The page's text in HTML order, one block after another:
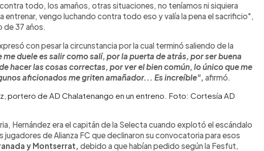
todo, los amaños, otras situaciones, no teníamos ni siquiera
entrenar, vengo luchando contra todo eso y valía la pena el sacrificio",
de 37 años.
con pesar la circunstancia por la cual terminó saliendo de la
me duele es salir como salí, por la puerta de atrás, por ser buena
hacer las cosas correctas, por ver el bien común, lo único que me
aficionados me griten amañador... Es increíble", afirmó.
portero de AD Chalatenango en un entreno. Foto: Cortesía AD
Hernández era el capitán de la Selecta cuando explotó el escándalo
jugadores de Alianza FC que declinaron su convocatoria para esos
y Montserrat, debido a que habían pedido según la Fesfut,